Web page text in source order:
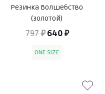
Резинка Волшебство
(золотой)
797 ₽ 640 ₽
ONE SIZE